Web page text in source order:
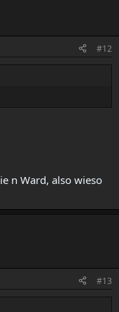
#12
n Ward, also wieso
#13